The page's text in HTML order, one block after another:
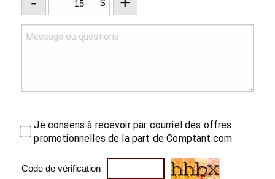
$
Je consens à recevoir par courriel des offres
promotionnelles de la part de Comptant.com
Code de vérification